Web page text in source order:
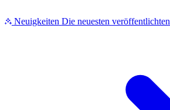
Neuigkeiten Die neuesten